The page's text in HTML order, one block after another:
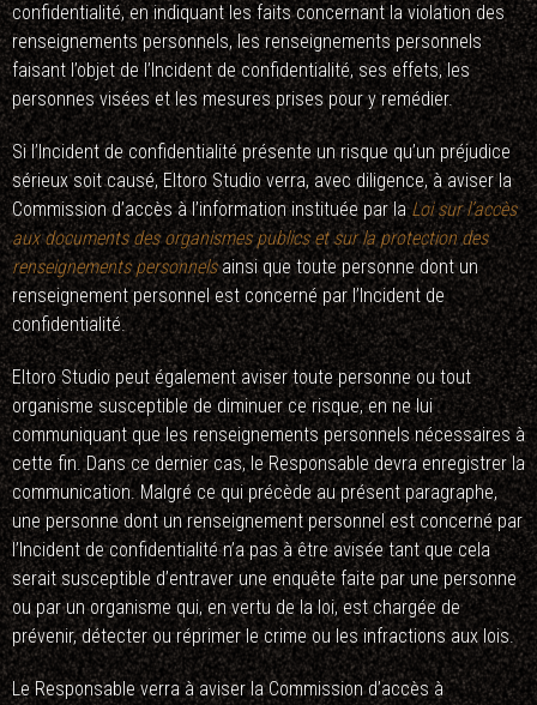
confidentialité, en indiquant les faits concernant la violation des
renseignements personnels, les renseignements personnels
faisant l’objet de l’Incident de confidentialité, ses effets, les
personnes visées et les mesures prises pour y remédier.
Si l’Incident de confidentialité présente un risque qu’un préjudice
sérieux soit causé, Eltoro Studio verra, avec diligence, à aviser la
Commission d’accès à l’information instituée par laLoi sur l’accès
aux documents des organismes publics et sur la protection des
renseignements personnelsainsi que toute personne dont un
renseignement personnel est concerné par l’Incident de
confidentialité.
Eltoro Studio peut également aviser toute personne ou tout
organisme susceptible de diminuer ce risque, en ne lui
communiquant que les renseignements personnels nécessaires à
cette fin. Dans ce dernier cas, le Responsable devra enregistrer la
communication. Malgré ce qui précède au présent paragraphe,
une personne dont un renseignement personnel est concerné par
l’Incident de confidentialité n’a pas à être avisée tant que cela
serait susceptible d’entraver une enquête faite par une personne
ou par un organisme qui, en vertu de la loi, est chargée de
prévenir, détecter ou réprimer le crime ou les infractions aux lois.
Le Responsable verra à aviser la Commission d’accès à